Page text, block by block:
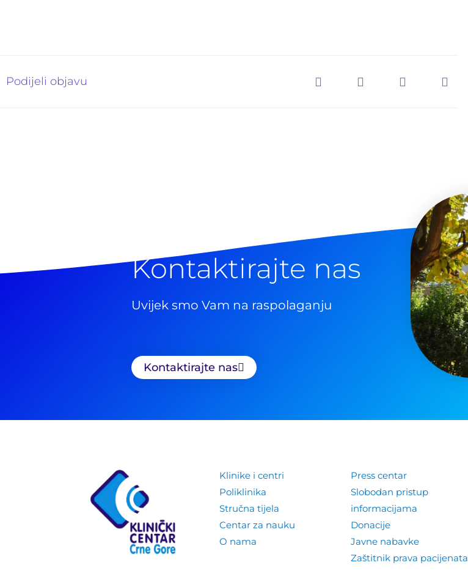
Podijeli objavu
Kontaktirajte nas
Uvijek smo Vam na raspolaganju
Kontaktirajte nas
Klinike i centri
Poliklinika
Stručna tijela
Centar za nauku
O nama
Press centar
Slobodan pristup
informacijama
Donacije
Javne nabavke
Zaštitnik prava pacijenata